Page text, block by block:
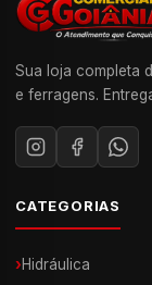
Sua loja completa
e ferragens.
CATEGORIAS
›Hidráulica